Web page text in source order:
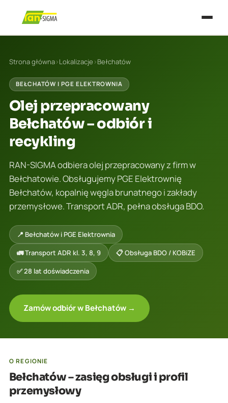
Strona główna›Lokalizacje ›Bełchatów
BEŁCHATÓW I PGE ELEKTROWNIA
Olej przepracowany
Bełchatów – odbiór i
recykling
RAN-SIGMA odbiera olej przepracowany z firm w
Bełchatowie. Obsługujemy PGE Elektrownię
Bełchatów, kopalnię węgla brunatnego i zakłady
przemysłowe. Transport ADR, pełna obsługa BDO.
📍 Bełchatów i PGE Elektrownia
🚛 Transport ADR kl. 3, 8, 9
📋 Obsługa BDO / KOBiZE
✅ 28 lat doświadczenia
Zamów odbiór w Bełchatów →
O REGIONIE
Bełchatów – zasięg obsługi i profil
przemysłowy